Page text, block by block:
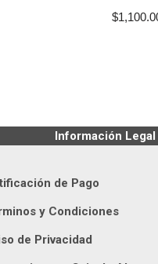
$
Información Legal
de Pago
y Condiciones
de Privacidad